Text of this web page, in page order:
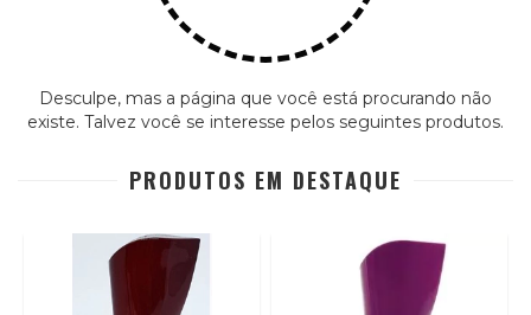
Desculpe, mas a página que você está procurando não
existe. Talvez você se interesse pelos seguintes produtos.
PRODUTOS EM DESTAQUE